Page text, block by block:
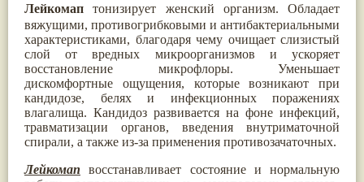
Лейкомаптонизирует женский организм. Обладает
вяжущими, противогрибковыми и антибактериальными
характеристиками, благодаря чему очищает слизистый
слой от вредных микроорганизмов и ускоряет
восстановление микрофлоры. Уменьшает
дискомфортные ощущения, которые возникают при
кандидозе, белях и инфекционных поражениях
влагалища. Кандидоз развивается на фоне инфекций,
травматизации органов, введения внутриматочной
спирали, а также из-за применения противозачаточных.
Лейкомап восстанавливает состояние и нормальную
Виноград(11)
Каменная соль(11)
Коровье молоко(11)
Мукуна жгучая(11)
Ним(11)
Патала(11)
Перец чаба(11)
Соссюрея/кушта(11)
Турпет(11)
Алойное дерево(10)
Пармелия(10)